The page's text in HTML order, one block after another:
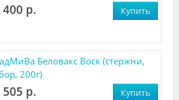
400 р. Купить
Беловакс Воск (стержни,
200г)
505 р. Купить